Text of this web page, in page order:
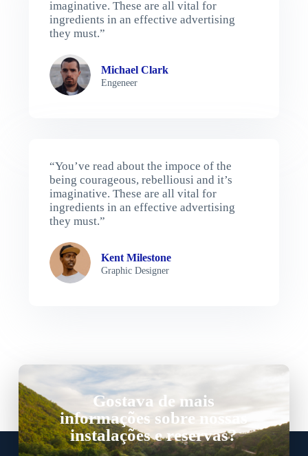
imaginative. These are all vital for
ingredients in an effective advertising
they must.”
Michael Clark
Engeneer
“You’ve read about the impoce of the
being courageous, rebelliousi and it’s
imaginative. These are all vital for
ingredients in an effective advertising
they must.”
Kent Milestone
Graphic Designer
Gostava de mais
informações sobre nossas
instalações e reservas?